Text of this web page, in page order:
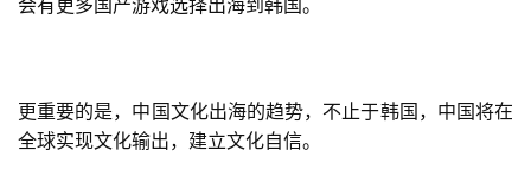
会有更多国产游戏选择出海到韩国。
更重要的是，中国文化出海的趋势，不止于韩国，中国将在
全球实现文化输出，建立文化自信。